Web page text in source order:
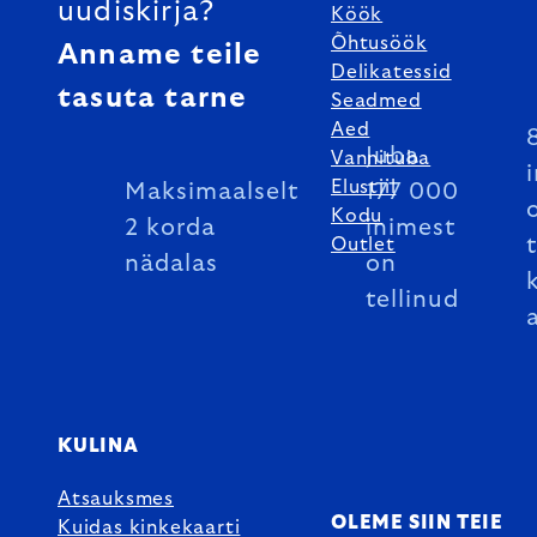
uudiskirja?
Anname teile
tasuta tarne
Maksimaalselt
2 korda
nädalas
Juba
177 000
inimest
on
tellinud
Köök
Õhtusöök
Delikatessid
Seadmed
Aed
Vannituba
Elustiil
Kodu
Outlet
KULINA
Atsauksmes
Kuidas kinkekaarti
OLEME SIIN TEIE